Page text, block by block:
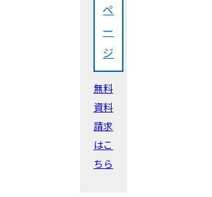
ペ
ー
ジ
無料
資料
請求
はこ
ちら